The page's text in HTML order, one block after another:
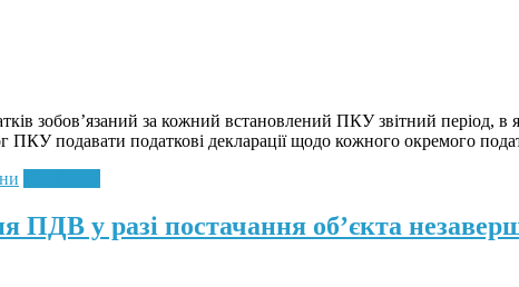
зобов’язаний за кожний встановлений ПКУ звітний період, в
ПКУ подавати податкові декларації щодо кожного окремого
ПДВ у разі постачання об’єкта